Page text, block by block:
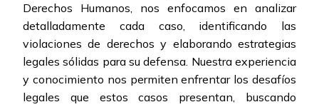
Derechos Humanos, nos enfocamos en analizar
detalladamente cada caso, identificando las
violaciones de derechos y elaborando estrategias
legales sólidas para su defensa. Nuestra experiencia
y conocimiento nos permiten enfrentar los desafíos
legales que estos casos presentan, buscando